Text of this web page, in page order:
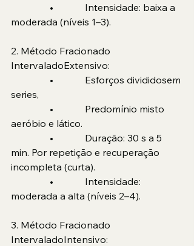
•             Intensidade: baixa a
moderada (níveis 1–3).
2. Método Fracionado
IntervaladoExtensivo:
•             Esforços divididosem
series,
•             Predomínio misto
aeróbio e lático.
•             Duração: 30 s a 5
min. Por repetição e recuperação
incompleta (curta).
•             Intensidade:
moderada a alta (níveis 2–4).
3. Método Fracionado
IntervaladoIntensivo: